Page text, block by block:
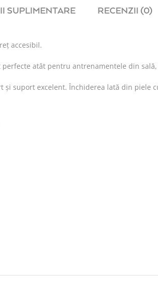
SUPLIMENTARE RECENZII (0)
accesibil.
atât pentru antrenamentele din
suport excelent. Închiderea lată din piele